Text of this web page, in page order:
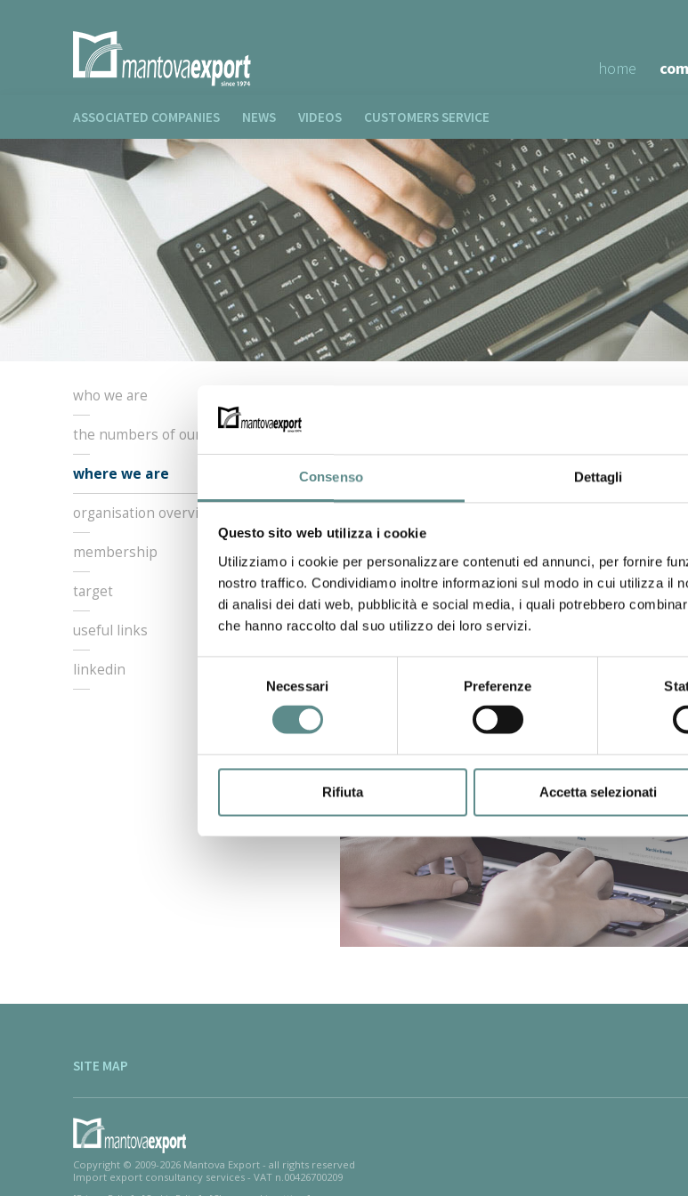
Consenso Dettagli
Questo sito web utilizza i cookie
Utilizziamo i cookie per personalizzare contenuti ed annunci, per fornire
nostro traffico. Condividiamo inoltre informazioni sul modo in cui utilizza il
di analisi dei dati web, pubblicità e social media, i quali potrebbero
che hanno raccolto dal suo utilizzo dei loro servizi.
Necessari Preferenze
Rifiuta Accetta selezionati
home
ASSOCIATED COMPANIES NEWS VIDEOS CUSTOMERS SERVICE
who we are
the numbers of our success
where we are
organisation overview
membership
target
useful links
linkedin
Mantova Export is located in the northern part of the town
Via Portazzolo n. 9 - 46100 MANTOVA
Tel. +39/0376/326207 - Fax +39/0376/365428
Web site: http://www.export.mn.it
Email:info@export.mn.it
previous:the numbers of our success
SITE MAP
Copyright © 2009-2026 Mantova Export - all rights reserved
Import export consultancy services - VAT n.00426700209